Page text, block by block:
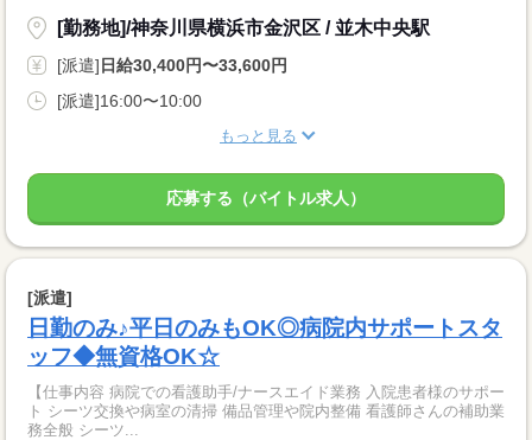
[勤務地]/神奈川県横浜市金沢区 / 並木中央駅
[派遣] 日給30,400円〜33,600円
[派遣]16:00〜10:00
もっと見る
応募する（バイトル求人）
[派遣]
日勤のみ♪平日のみもOK◎病院内サポートスタ
ッフ◆無資格OK☆
【仕事内容 病院での看護助手/ナースエイド業務 入院患者様のサポー
ト シーツ交換や病室の清掃 備品管理や院内整備 看護師さんの補助業
務全般 シーツ...